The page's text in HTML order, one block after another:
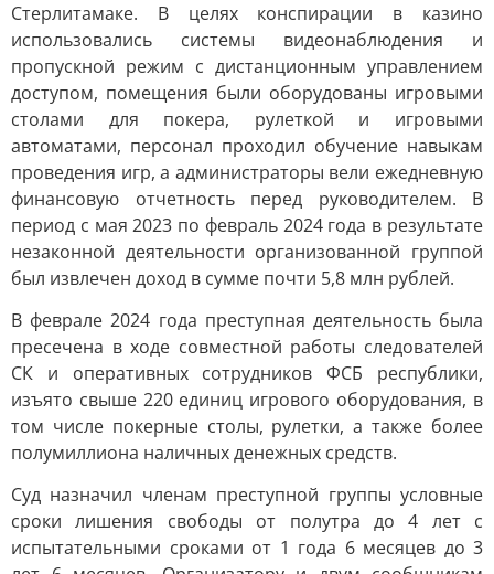
Стерлитамаке. В целях конспирации в казино
использовались системы видеонаблюдения и
пропускной режим с дистанционным управлением
доступом, помещения были оборудованы игровыми
столами для покера, рулеткой и игровыми
автоматами, персонал проходил обучение навыкам
проведения игр, а администраторы вели ежедневную
финансовую отчетность перед руководителем. В
период с мая 2023 по февраль 2024 года в результате
незаконной деятельности организованной группой
был извлечен доход в сумме почти 5,8 млн рублей.
В феврале 2024 года преступная деятельность была
пресечена в ходе совместной работы следователей
СК и оперативных сотрудников ФСБ республики,
изъято свыше 220 единиц игрового оборудования, в
том числе покерные столы, рулетки, а также более
полумиллиона наличных денежных средств.
Суд назначил членам преступной группы условные
сроки лишения свободы от полутра до 4 лет с
испытательными сроками от 1 года 6 месяцев до 3